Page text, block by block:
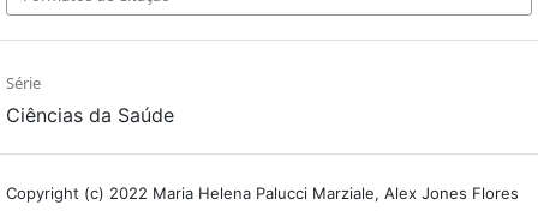
Série
Ciências da Saúde
Copyright (c) 2022 Maria Helena Palucci Marziale, Alex Jones Flores